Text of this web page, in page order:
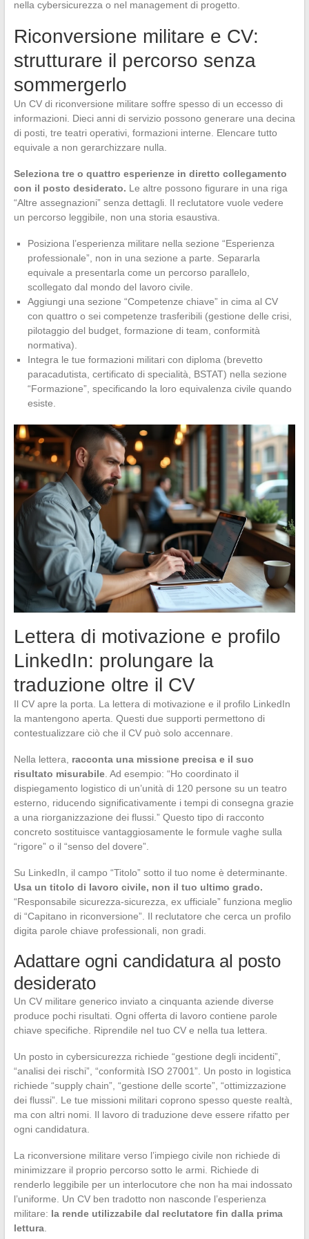
nella cybersicurezza o nel management di progetto.
Riconversione militare e CV:
strutturare il percorso senza
sommergerlo
Un CV di riconversione militare soffre spesso di un eccesso di
informazioni. Dieci anni di servizio possono generare una decina
di posti, tre teatri operativi, formazioni interne. Elencare tutto
equivale a non gerarchizzare nulla.
Seleziona tre o quattro esperienze in diretto collegamento
con il posto desiderato. Le altre possono figurare in una riga
“Altre assegnazioni” senza dettagli. Il reclutatore vuole vedere
un percorso leggibile, non una storia esaustiva.
Posiziona l’esperienza militare nella sezione “Esperienza
professionale”, non in una sezione a parte. Separarla
equivale a presentarla come un percorso parallelo,
scollegato dal mondo del lavoro civile.
Aggiungi una sezione “Competenze chiave” in cima al CV
con quattro o sei competenze trasferibili (gestione delle crisi,
pilotaggio del budget, formazione di team, conformità
normativa).
Integra le tue formazioni militari con diploma (brevetto
paracadutista, certificato di specialità, BSTAT) nella sezione
“Formazione”, specificando la loro equivalenza civile quando
esiste.
Lettera di motivazione e profilo
LinkedIn: prolungare la
traduzione oltre il CV
Il CV apre la porta. La lettera di motivazione e il profilo LinkedIn
la mantengono aperta. Questi due supporti permettono di
contestualizzare ciò che il CV può solo accennare.
Nella lettera, racconta una missione precisa e il suo
risultato misurabile. Ad esempio: “Ho coordinato il
dispiegamento logistico di un’unità di 120 persone su un teatro
esterno, riducendo significativamente i tempi di consegna grazie
a una riorganizzazione dei flussi.” Questo tipo di racconto
concreto sostituisce vantaggiosamente le formule vaghe sulla
“rigore” o il “senso del dovere”.
Su LinkedIn, il campo “Titolo” sotto il tuo nome è determinante.
Usa un titolo di lavoro civile, non il tuo ultimo grado.
“Responsabile sicurezza-sicurezza, ex ufficiale” funziona meglio
di “Capitano in riconversione”. Il reclutatore che cerca un profilo
digita parole chiave professionali, non gradi.
Adattare ogni candidatura al posto
desiderato
Un CV militare generico inviato a cinquanta aziende diverse
produce pochi risultati. Ogni offerta di lavoro contiene parole
chiave specifiche. Riprendile nel tuo CV e nella tua lettera.
Un posto in cybersicurezza richiede “gestione degli incidenti”,
“analisi dei rischi”, “conformità ISO 27001”. Un posto in logistica
richiede “supply chain”, “gestione delle scorte”, “ottimizzazione
dei flussi”. Le tue missioni militari coprono spesso queste realtà,
ma con altri nomi. Il lavoro di traduzione deve essere rifatto per
ogni candidatura.
La riconversione militare verso l’impiego civile non richiede di
minimizzare il proprio percorso sotto le armi. Richiede di
renderlo leggibile per un interlocutore che non ha mai indossato
l’uniforme. Un CV ben tradotto non nasconde l’esperienza
militare: la rende utilizzabile dal reclutatore fin dalla prima
lettura.